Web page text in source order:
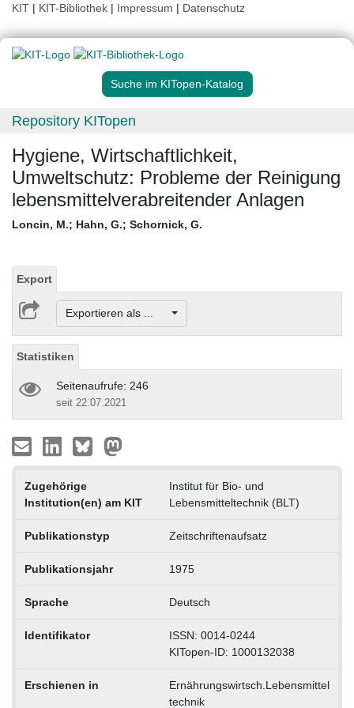
KIT | KIT-Bibliothek | Impressum | Datenschutz
Suche im KITopen-Katalog
Repository KITopen
Hygiene, Wirtschaftlichkeit,
Umweltschutz: Probleme der Reinigung
lebensmittelverabreitender Anlagen
Loncin, M.; Hahn, G.; Schornick, G.
Export
Exportieren als ...
Statistiken
Seitenaufrufe: 246
seit 22.07.2021
Zugehörige
Institution(en) am KIT
Institut für Bio- und
Lebensmitteltechnik (BLT)
Publikationstyp Zeitschriftenaufsatz
Publikationsjahr 1975
Sprache Deutsch
Identifikator
ISSN: 0014-0244
KITopen-ID: 1000132038
Erschienen in
Ernährungswirtsch.Lebensmittel
technik